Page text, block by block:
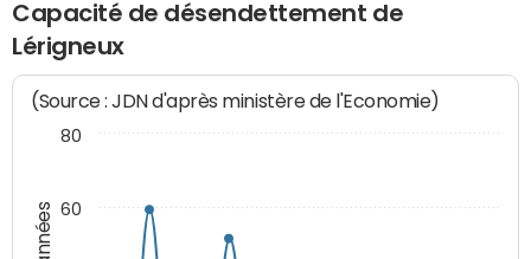
Capacité de désendettement de
Lérigneux
(Source : JDN d'après ministère de l'Economie)
60
80